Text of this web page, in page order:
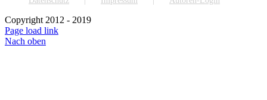
Copyright 2012 - 2019
Page load link
Nach oben